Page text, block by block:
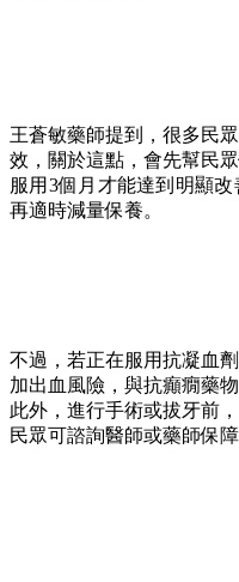
王蒼敏藥師提到，很多民
效，關於這點，會先幫民
服用3個月才能達到明顯
再適時減量保養。
不過，若正在服用抗凝血
加出血風險，與抗癲癇藥
此外，進行手術或拔牙前
民眾可諮詢醫師或藥師保障